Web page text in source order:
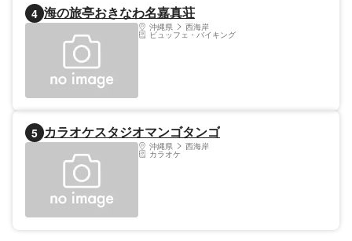
よりルームサービスでの食事が可能であるな
ど、他のゲストとの接触を極限まで排したプ
ライベートバカンスを演出している。
4 海の旅亭おきなわ名嘉真荘
沖縄県 西海岸
ビュッフェ・バイキング
5 カラオケスタジオマンゴタンゴ
沖縄県 西海岸
カラオケ